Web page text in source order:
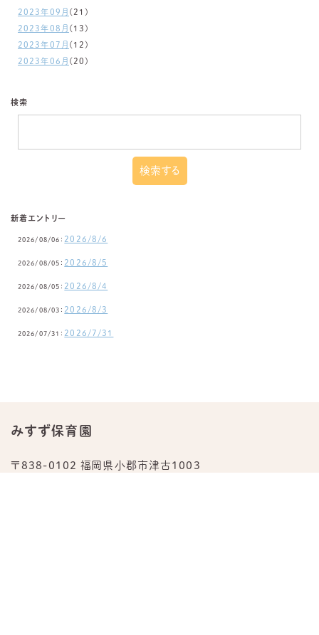
2023年09月 (21)
2023年08月 (13)
2023年07月 (12)
2023年06月 (20)
検索
新着エントリー
2026/08/06： 2026/8/6
2026/08/05： 2026/8/5
2026/08/05： 2026/8/4
2026/08/03： 2026/8/3
2026/07/31： 2026/7/31
みすず保育園
〒838-0102 福岡県小郡市津古1003